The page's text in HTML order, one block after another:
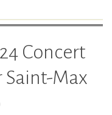
Concert
Saint-Max